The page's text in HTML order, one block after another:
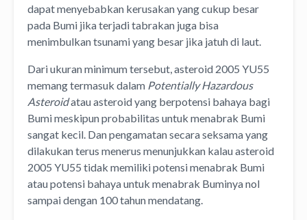
dapat menyebabkan kerusakan yang cukup besar
pada Bumi jika terjadi tabrakan juga bisa
menimbulkan tsunami yang besar jika jatuh di laut.
Dari ukuran minimum tersebut, asteroid 2005 YU55
memang termasuk dalam Potentially Hazardous
Asteroidatau asteroid yang berpotensi bahaya bagi
Bumi meskipun probabilitas untuk menabrak Bumi
sangat kecil. Dan pengamatan secara seksama yang
dilakukan terus menerus menunjukkan kalau asteroid
2005 YU55 tidak memiliki potensi menabrak Bumi
atau potensi bahaya untuk menabrak Buminya nol
sampai dengan 100 tahun mendatang.